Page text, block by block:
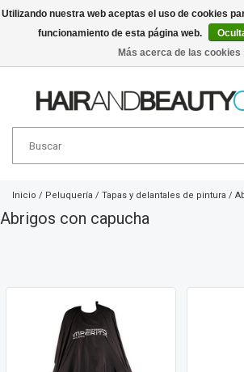
Inicio / Peluquería / Tapas y delantales de pintura /
Abrigos con capucha
Utilizando nuestra web aceptas el uso de cookies
funcionamiento de esta página web.
Más acerca de las cookies